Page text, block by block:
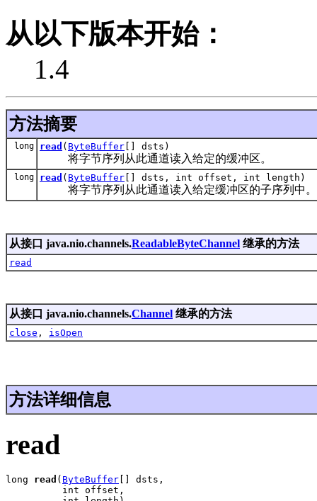
从以下版本开始：
1.4
方法摘要
long read ( ByteBuffer [] dsts)
将字节序列从此通道读入给定的缓冲区。
long read ( ByteBuffer [] dsts, int offset, int length)
将字节序列从此通道读入给定缓冲区的子序列中。
从接口 java.nio.channels.ReadableByteChannel 继承的方法
read
从接口 java.nio.channels.Channel 继承的方法
close , isOpen
方法详细信息
read
long read ( ByteBuffer [] dsts,
          int offset,